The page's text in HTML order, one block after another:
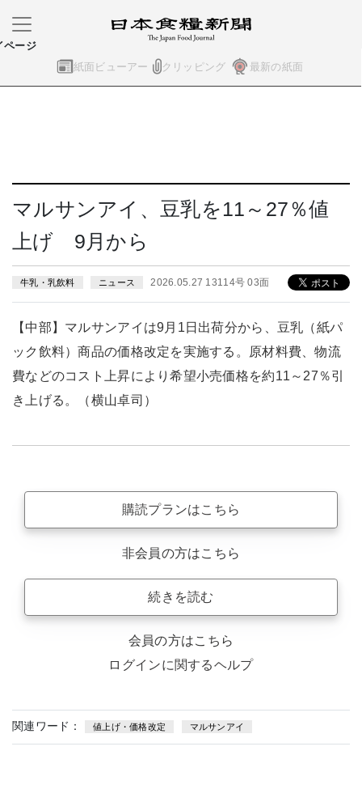
紙面ビューアー クリッピング 最新の紙面
ページ
マルサンアイ、豆乳を11～27％値
上げ 9月から
牛乳・乳飲料 ニュース 2026.05.27 13114号 03面
【中部】マルサンアイは9月1日出荷分から、豆乳（紙パ
ック飲料）商品の価格改定を実施する。原材料費、物流
費などのコスト上昇により希望小売価格を約11～27％引
き上げる。（横山卓司）
購読プランはこちら
非会員の方はこちら
続きを読む
会員の方はこちら
ログインに関するヘルプ
関連ワード： 値上げ・価格改定 マルサンアイ